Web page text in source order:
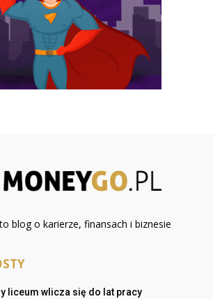
blog o karierze, finansach i biznesie
liceum wlicza się do lat pracy